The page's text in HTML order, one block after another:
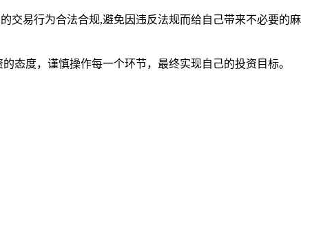
交易行为合法合规,避免因违反法规而给自己带来不必要的麻
态度，谨慎操作每一个环节，最终实现自己的投资目标。